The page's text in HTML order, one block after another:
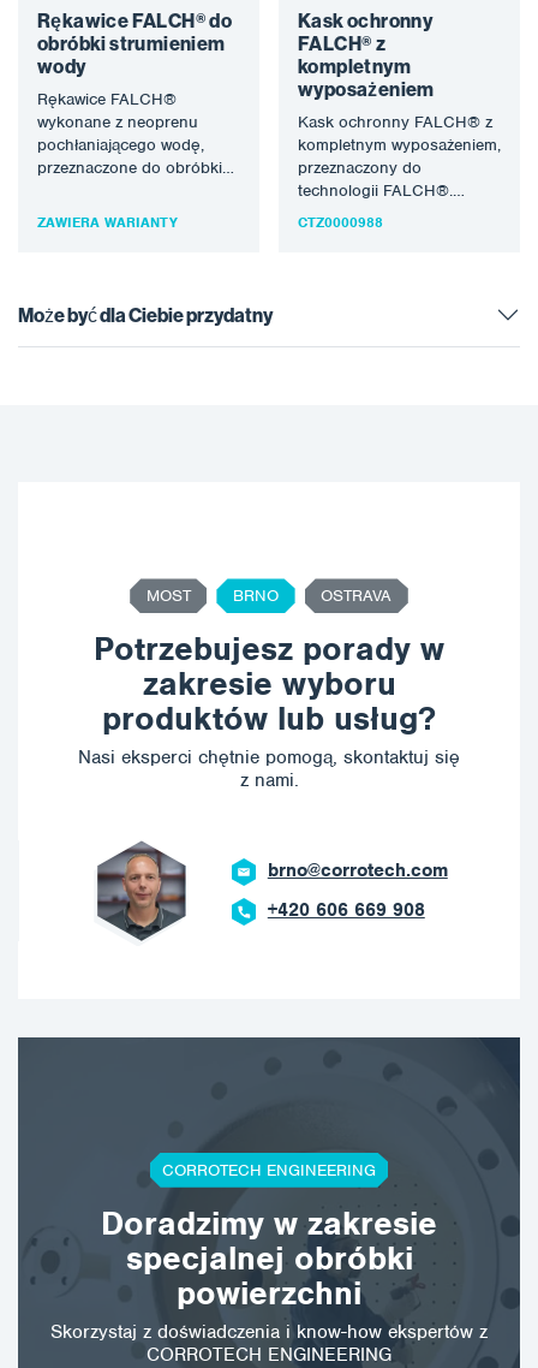
Rękawice FALCH® do
obróbki strumieniem
wody
Rękawice FALCH®
wykonane z neoprenu
pochłaniającego wodę,
przeznaczone do obróbki
technologii FALCH®.
ZAWIERA WARIANTY
Kask ochronny
FALCH® z
kompletnym
wyposażeniem
Kask ochronny FALCH® z
kompletnym wyposażeniem,
przeznaczony do
technologii FALCH®.
Strumień wody (statyczny
CTZ0000988
Może być dla Ciebie przydatny
MOST BRNO OSTRAVA
Potrzebujesz porady w
zakresie wyboru
produktów lub usług?
Nasi eksperci chętnie pomogą, skontaktuj się
z nami.
brno@corrotech.com
+420 606 669 908
CORROTECH ENGINEERING
Doradzimy w zakresie
specjalnej obróbki
powierzchni
Skorzystaj z doświadczenia i know-how ekspertów z
CORROTECH ENGINEERING